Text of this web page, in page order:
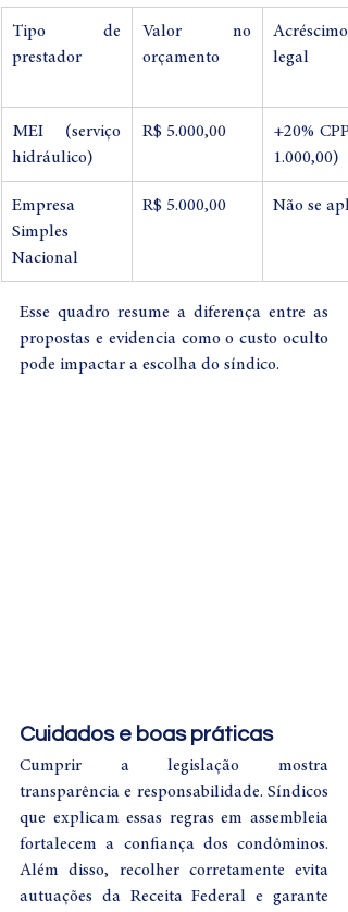
Tipo de
prestador
Valor no
orçamento
Acréscimo
legal
MEI (serviço
hidráulico)
R$ 5.000,00
+20%
1.000,00)
Empresa
Simples
Nacional
R$ 5.000,00 Não se
Esse quadro resume a diferença entre as
propostas e evidencia como o custo oculto
pode impactar a escolha do síndico.
Cuidados e boas práticas
Cumprir a legislação mostra
transparência e responsabilidade. Síndicos
que explicam essas regras em assembleia
fortalecem a confiança dos condôminos.
Além disso, recolher corretamente evita
autuações da Receita Federal e garante